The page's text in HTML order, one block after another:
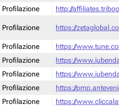
Profilazione
http://
Profilazione https://
Profilazione
https://
Profilazione
https://
Profilazione
https://
Profilazione
https://
Profilazione
https://